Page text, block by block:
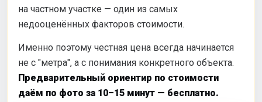
на частном участке — один из самых
недооценённых факторов стоимости.
Именно поэтому честная цена всегда начинается
не с "метра", а с понимания конкретного объекта.
Предварительный ориентир по стоимости
даём по фото за 10–15 минут — бесплатно.